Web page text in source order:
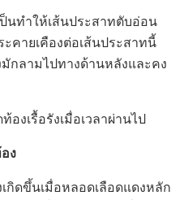
ป็นทำให้เส้นประสาทตับอ่อน
ะคายเคืองต่อเส้นประสาทนี้
กลามไปทางด้านหลังและคง
องเรื้อรังเมื่อเวลาผ่านไป
ง
กิดขึ้นเมื่อหลอดเลือดแดงหลัก